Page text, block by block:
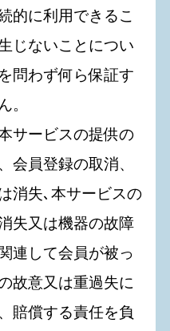
的に利用できるこ
じないことについ
問わず何ら保証す
。
サービスの提供の
会員登録の取消、
消失､本サービスの
失又は機器の故障
連して会員が被っ
故意又は重過失に
賠償する責任を負